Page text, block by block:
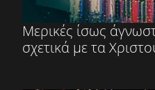
Μερικές ίσως
σχετικά με τα